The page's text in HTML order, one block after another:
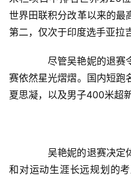
世界田联积分改革以来的最
第二，仅次于印度选手亚拉
尽管吴艳妮的退赛
赛依然星光熠熠。国内短跑
夏思凝，以及男子400米超
吴艳妮的退赛决定
和对运动生涯长远规划的